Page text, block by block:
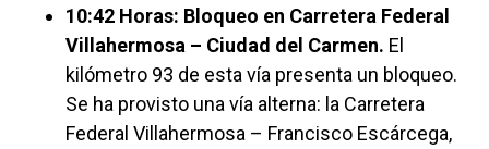
10:42 Horas: Bloqueo en Carretera Federal
Villahermosa – Ciudad del Carmen. El
kilómetro 93 de esta vía presenta un bloqueo.
Se ha provisto una vía alterna: la Carretera
Federal Villahermosa – Francisco Escárcega,